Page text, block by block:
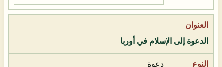
الدعوة إلى الإسلام في أوربا
دعوة